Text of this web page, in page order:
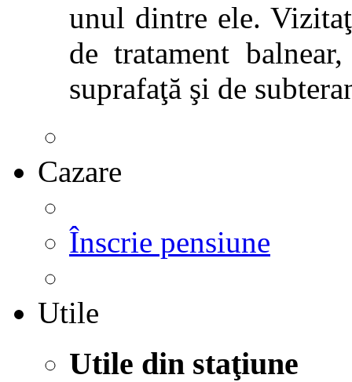
unul dintre ele.
de tratament
suprafaţă şi de
Cazare
Înscrie pensiune
Utile
Utile din staţiune